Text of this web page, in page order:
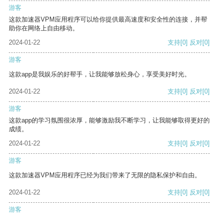
游客
这款加速器VPM应用程序可以给你提供最高速度和安全性的连接，并帮
助你在网络上自由移动。
2024-01-22
支持[0] 反对[0]
游客
这款app是我娱乐的好帮手，让我能够放松身心，享受美好时光。
2024-01-22 支持[0] 反对[0]
游客
这款app的学习氛围很浓厚，能够激励我不断学习，让我能够取得更好的
成绩。
2024-01-22
支持[0] 反对[0]
游客
这款加速器VPM应用程序已经为我们带来了无限的隐私保护和自由。
2024-01-22 支持[0] 反对[0]
游客